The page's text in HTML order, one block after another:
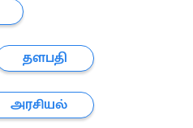
தளபதி
அரசியல்